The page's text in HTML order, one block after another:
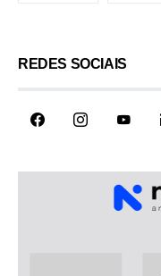
REDES SOCIAIS